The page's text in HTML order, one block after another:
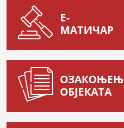
Е-
МАТИЧАР
ОБЈЕКАТА